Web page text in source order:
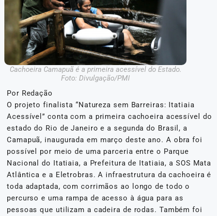
Cachoeira Camapuã é a primeira acessível do Estado.
Foto: Divulgação/PMI
Por Redação
O projeto finalista “Natureza sem Barreiras: Itatiaia
Acessível” conta com a primeira cachoeira acessível do
estado do Rio de Janeiro e a segunda do Brasil, a
Camapuã, inaugurada em março deste ano. A obra foi
possível por meio de uma parceria entre o Parque
Nacional do Itatiaia, a Prefeitura de Itatiaia, a SOS Mata
Atlântica e a Eletrobras. A infraestrutura da cachoeira é
toda adaptada, com corrimãos ao longo de todo o
percurso e uma rampa de acesso à água para as
pessoas que utilizam a cadeira de rodas. Também foi